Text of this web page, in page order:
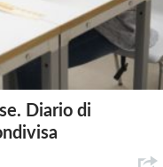
Diario di